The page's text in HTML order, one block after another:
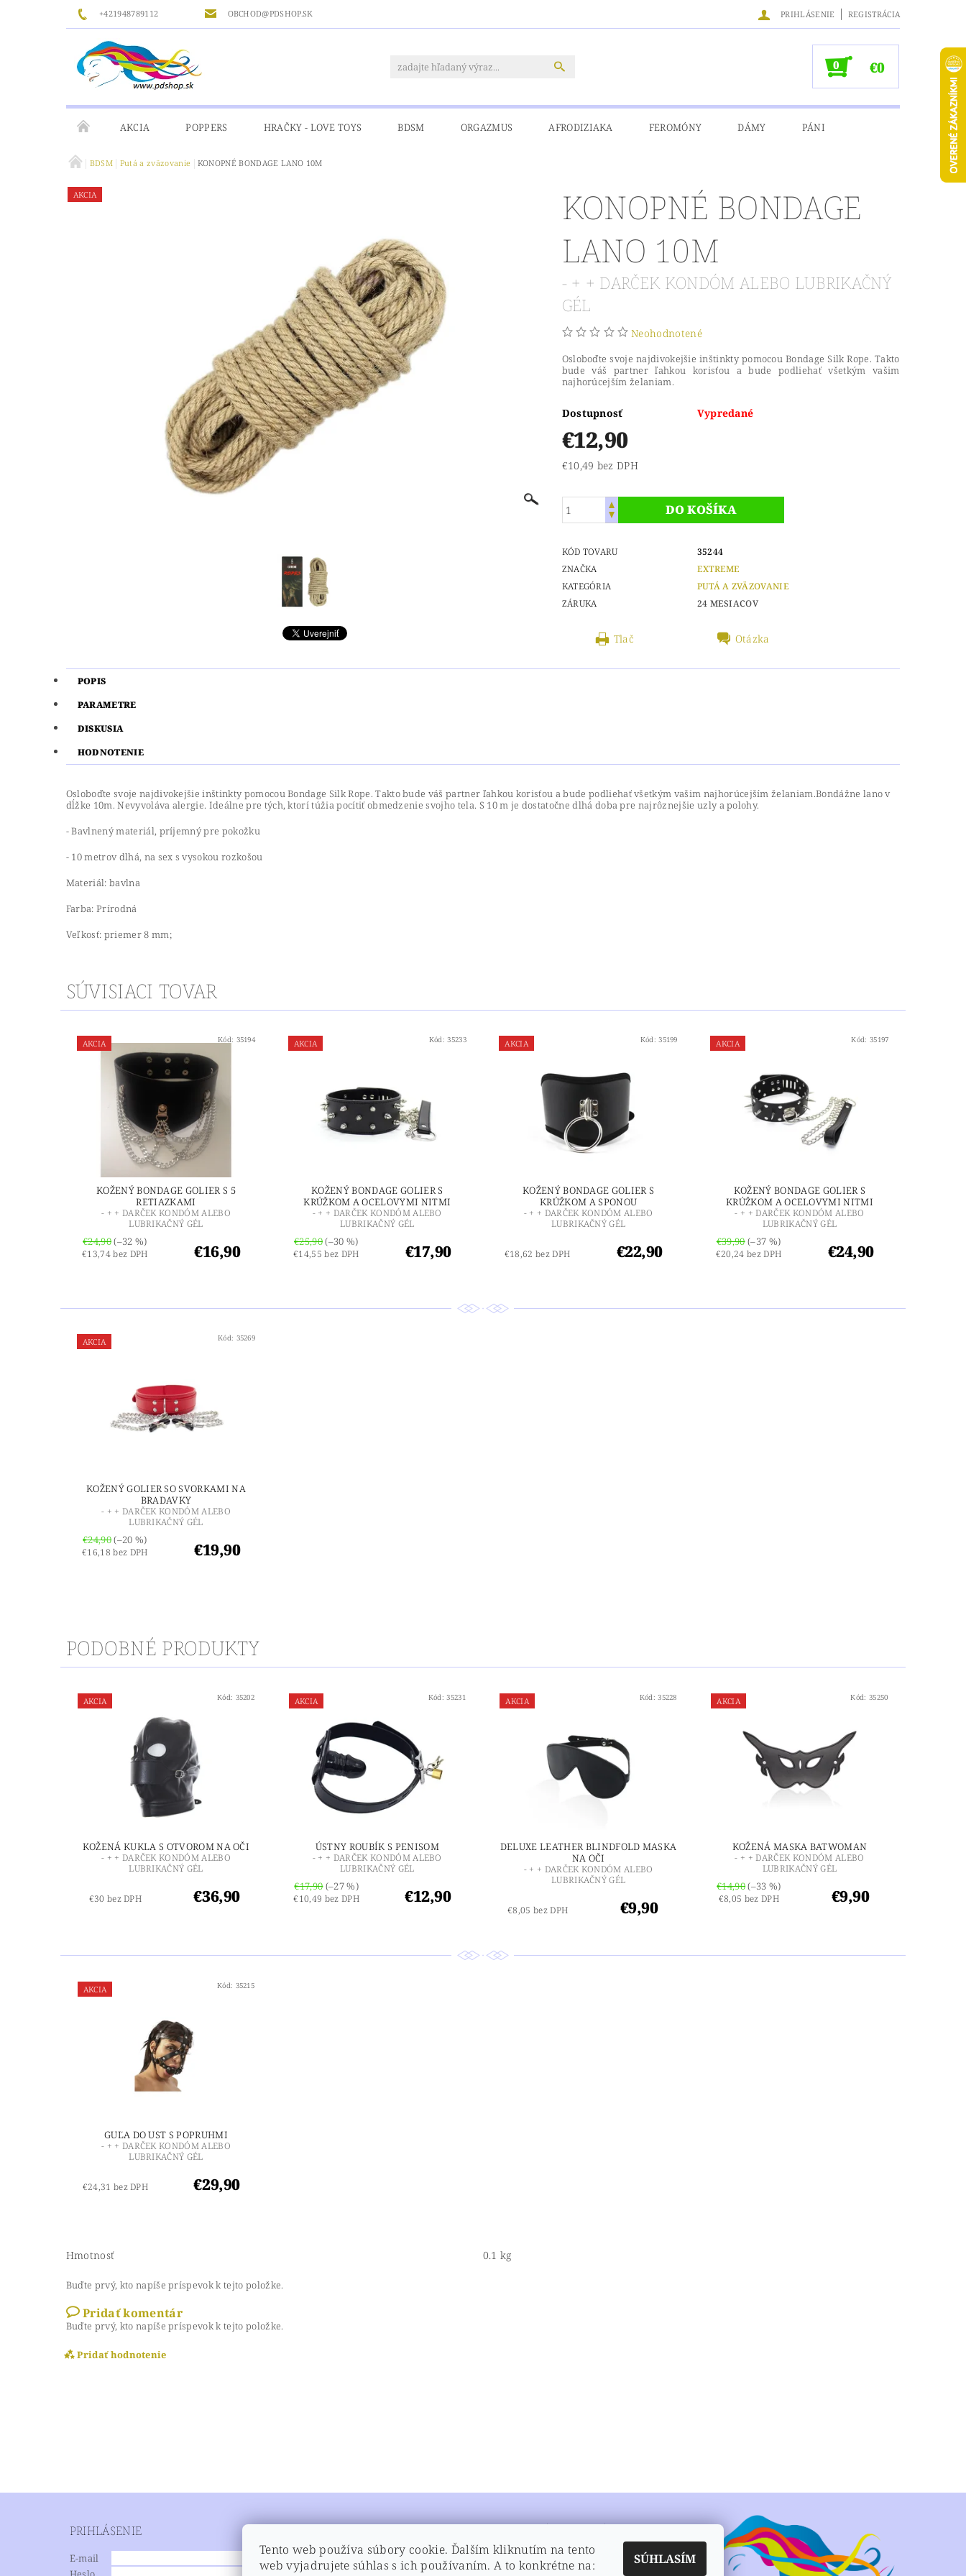
+421948789112 OBCHOD@PDSHOP.SK PRIHLÁSENIE | REGISTRÁCIA
0 €0
AKCIA POPPERS HRAČKY - LOVE TOYS BDSM ORGAZMUS AFRODIZIAKA FEROMÓNY DÁMY PÁNI
GÉLY MASÁŽ ČISTENIE A DEZINFIKÁCIA
BDSM Putá a zväzovanie KONOPNÉ BONDAGE LANO 10M
AKCIA
KONOPNÉ BONDAGE
LANO 10M
- + + DARČEK KONDÓM ALEBO LUBRIKAČNÝ
GÉL
Neohodnotené
Osloboďte svoje najdivokejšie inštinkty pomocou Bondage Silk Rope. Takto
bude váš partner ľahkou korisťou a bude podliehať všetkým vašim
najhorúcejším želaniam.
Dostupnosť Vypredané
€12,90
€10,49 bez DPH
KÓD TOVARU
35244
ZNAČKA
EXTREME
KATEGÓRIA
PUTÁ A ZVÄZOVANIE
ZÁRUKA
24 MESIACOV
Tlač Otázka
POPIS
PARAMETRE
DISKUSIA
HODNOTENIE
Osloboďte svoje najdivokejšie inštinkty pomocou Bondage Silk Rope. Takto bude váš partner ľahkou korisťou a bude podliehať všetkým vašim najhorúcejším želaniam.Bondážne lano v
dĺžke 10m. Nevyvoláva alergie. Ideálne pre tých, ktorí túžia pocítiť obmedzenie svojho tela. S 10 m je dostatočne dlhá doba pre najrôznejšie uzly a polohy.
- Bavlnený materiál, príjemný pre pokožku
- 10 metrov dlhá, na sex s vysokou rozkošou
Materiál: bavlna
Farba: Prírodná
Veľkosť: priemer 8 mm;
SÚVISIACI TOVAR
AKCIA Kód: 35194
KOŽENÝ BONDAGE GOLIER S 5
RETIAZKAMI
- + + DARČEK KONDÓM ALEBO
LUBRIKAČNÝ GÉL
€24,90(–32 %)
€13,74 bez DPH €16,90
AKCIA Kód:35233
KOŽENÝ BONDAGE GOLIER S
KRÚŽKOM A OCELOVYMI NITMI
- + + DARČEK KONDÓM ALEBO
LUBRIKAČNÝ GÉL
€25,90(–30 %)
€14,55 bez DPH €17,90
AKCIA Kód:35199
KOŽENÝ BONDAGE GOLIER S
KRÚŽKOM A SPONOU
- + + DARČEK KONDÓM ALEBO
LUBRIKAČNÝ GÉL
€18,62 bez DPH €22,90
AKCIA Kód:35197
KOŽENÝ BONDAGE GOLIER S
KRÚŽKOM A OCELOVYMI NITMI
- + + DARČEK KONDÓM ALEBO
LUBRIKAČNÝ GÉL
€39,90(–37 %)
€20,24 bez DPH €24,90
AKCIA Kód: 35269
KOŽENÝ GOLIER SO SVORKAMI NA
BRADAVKY
- + + DARČEK KONDÓM ALEBO
LUBRIKAČNÝ GÉL
€24,90(–20 %)
€16,18 bez DPH €19,90
PODOBNÉ PRODUKTY
AKCIA Kód: 35202
KOŽENÁ KUKLA S OTVOROM NA OČI
- + + DARČEK KONDÓM ALEBO
LUBRIKAČNÝ GÉL
€30 bez DPH €36,90
AKCIA Kód:35231
ÚSTNY ROUBÍK S PENISOM
- + + DARČEK KONDÓM ALEBO
LUBRIKAČNÝ GÉL
€17,90(–27 %)
€10,49 bez DPH €12,90
AKCIA Kód:35228
DELUXE LEATHER BLINDFOLD MASKA
NA OČI
- + + DARČEK KONDÓM ALEBO
LUBRIKAČNÝ GÉL
€8,05 bez DPH €9,90
AKCIA Kód:35250
KOŽENÁ MASKA ​​BATWOMAN
- + + DARČEK KONDÓM ALEBO
LUBRIKAČNÝ GÉL
€14,90(–33 %)
€8,05 bez DPH €9,90
AKCIA Kód: 35215
GUĽA DO UST S POPRUHMI
- + + DARČEK KONDÓM ALEBO
LUBRIKAČNÝ GÉL
€24,31 bez DPH €29,90
Hmotnosť 0.1 kg
Buďte prvý, kto napíše príspevok k tejto položke.
Pridať komentár
Buďte prvý, kto napíše príspevok k tejto položke.
Pridať hodnotenie
Vložením hodnotenie súhlasíte s
podmienkami ochrany osobných údajov
Vložením komentáre súhlasíte s
podmienkami ochrany osobných údajov
PRIHLÁSENIE
E-mail
O Poppers
Reklamačný poriadok
Tento web používa súbory cookie. Ďalším kliknutím na tento
web vyjadrujete súhlas s ich používaním. A to konkrétne na:
SÚHLASÍM